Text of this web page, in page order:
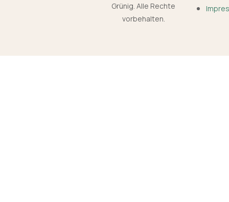
Grünig. Alle Rechte
vorbehalten.